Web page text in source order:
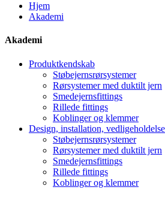
Hjem
Akademi
Akademi
Produktkendskab
Støbejernsrørsystemer
Rørsystemer med duktilt jern
Smedejernsfittings
Rillede fittings
Koblinger og klemmer
Design, installation,
Støbejernsrørsystemer
Rørsystemer med duktilt jern
Smedejernsfittings
Rillede fittings
Koblinger og klemmer